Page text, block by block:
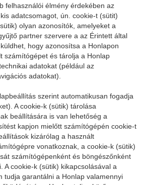
felhasználói élmény érdekében az
adatcsomagot, ún. cookie-t (sütit)
olyan azonosítók, amelyeket a
partner szervere a az Érintett által
hogy azonosítsa a Honlapon
számítógépet és tárolja a Honlap
adatokat (például az
adatokat).
szerint automatikusan fogadja
A cookie-k (sütik) tárolása
beállítására is van lehetőség a
kapjon mielőtt számítógépén cookie-t
kizárólag a használt
vonatkoznak, a cookie-k (sütik)
számítógépenként és böngészőnként
A cookie-k (sütik) kikapcsolásával a
tudja garantálni a Honlap valamennyi